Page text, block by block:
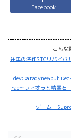
Facebook
こんな
往年の名作STGリバイバ
Fae〜フィオラと精霊石
ゲーム「